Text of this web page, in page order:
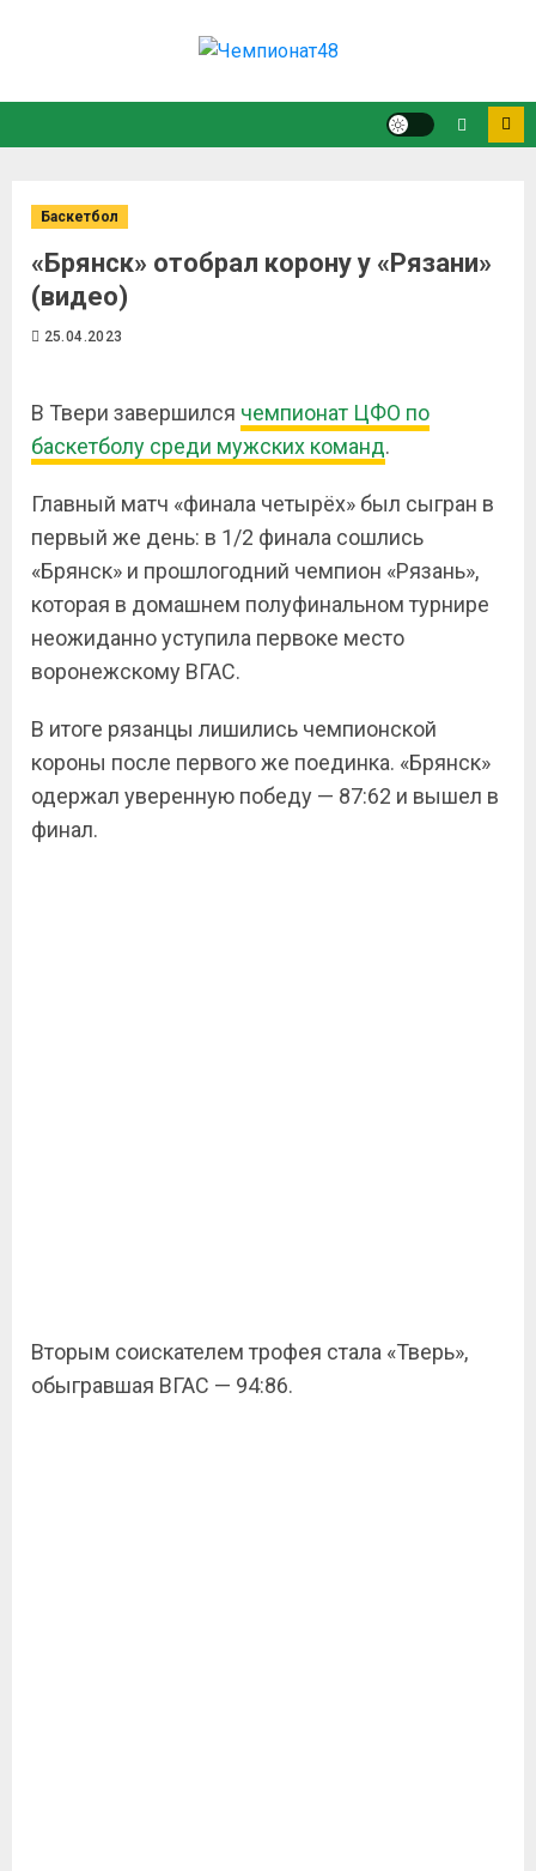
Баскетбол
«Брянск» отобрал корону у «Рязани»
(видео)
25.04.2023
В Твери завершился чемпионат ЦФО по
баскетболу среди мужских команд.
Главный матч «финала четырёх» был сыгран в
первый же день: в 1/2 финала сошлись
«Брянск» и прошлогодний чемпион «Рязань»,
которая в домашнем полуфинальном турнире
неожиданно уступила первоке место
воронежскому ВГАС.
В итоге рязанцы лишились чемпионской
короны после первого же поединка. «Брянск»
одержал уверенную победу — 87:62 и вышел в
финал.
Вторым соискателем трофея стала «Тверь»,
обыгравшая ВГАС — 94:86.